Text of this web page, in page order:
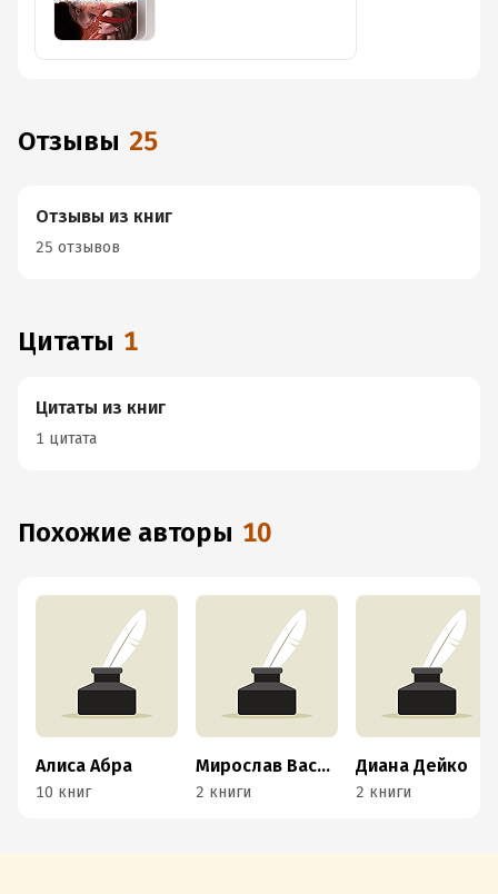
Отзывы 25
Отзывы из книг
25 отзывов
Цитаты 1
Цитаты из книг
1 цитата
Похожие авторы 10
Алиса Абра
10 книг
Мирослав Василисов
2 книги
Диана Дейко
2 книги